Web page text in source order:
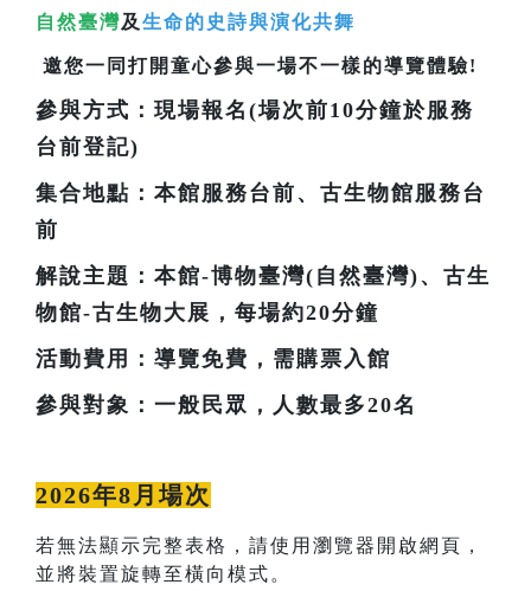
自然臺灣及 生命的史詩與演化共舞
邀您一同打開童心參與一場不一樣的導覽體驗!
參與方式：現場報名(場次前10分鐘於服務
台前登記)
集合地點：本館服務台前、古生物館服務台
前
解說主題：本館-博物臺灣(自然臺灣)、古生
物館-古生物大展，每場約20分鐘
活動費用：導覽免費，需購票入館
參與對象：一般民眾，人數最多20名
2026年8月場次
若無法顯示完整表格，請使用瀏覽器開啟網頁，
並將裝置旋轉至橫向模式。